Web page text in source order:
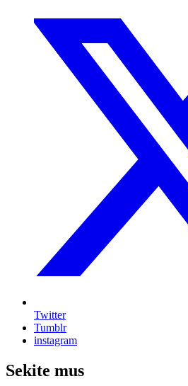
Twitter
Tumblr
instagram
Sekite mus